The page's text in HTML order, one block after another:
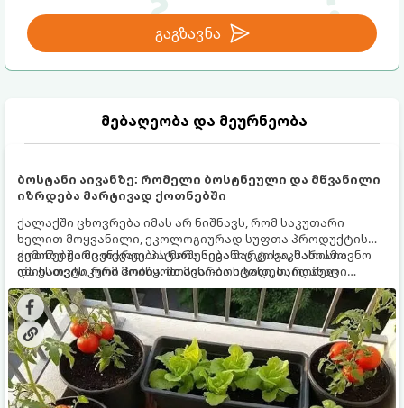
გაგზავნა
მებაღეობა და მეურნეობა
ბოსტანი აივანზე: რომელი ბოსტნეული და მწვანილი
იზრდება მარტივად ქოთნებში
ქალაქში ცხოვრება იმას არ ნიშნავს, რომ საკუთარი
ხელით მოყვანილი, ეკოლოგიურად სუფთა პროდუქტის
გემოზე უარი თქვათ. პატარა აივანიც კი საკმარისია
იმისათვის, რომ მოიწყოთ მინი-ბოსტანი, საიდანაც
ყოველდღიურად ახალ, არომატულ მწვანილსა და
ბოსტნეულს მოკრეფთ.
ქოთნებში მცენარეების მოშენება მარტივი, სასიამოვნო
და ესთეტიკური ჰობია. მთავარია იცოდეთ, რომელი
კულტურები ეგუებიან ქოთნის პირობებს ყველაზე კარგად
და როგორ მოუაროთ მათ სწორად.